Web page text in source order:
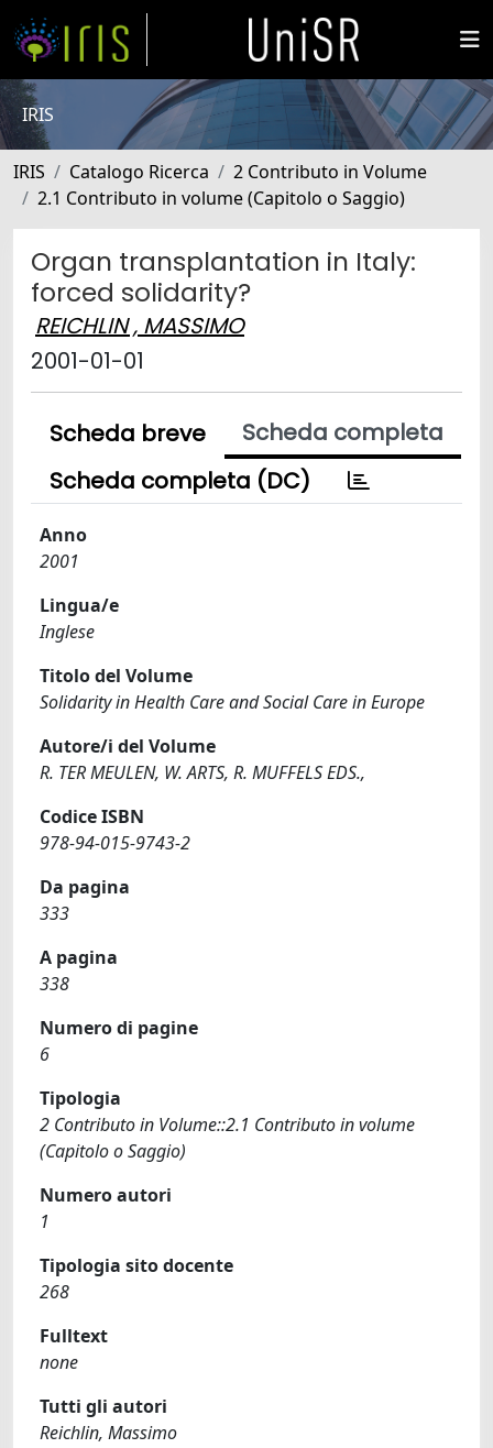
IRIS
IRIS Catalogo Ricerca
2 Contributo in Volume
2.1 Contributo in volume (Capitolo o Saggio)
Organ transplantation in Italy:
forced solidarity?
REICHLIN , MASSIMO
2001-01-01
Scheda breve
Scheda completa
Scheda completa (DC)
Anno
2001
Lingua/e
Inglese
Titolo del Volume
Solidarity in Health Care and Social Care in Europe
Autore/i del Volume
R. TER MEULEN, W. ARTS, R. MUFFELS EDS.,
Codice ISBN
978-94-015-9743-2
Da pagina
333
A pagina
338
Numero di pagine
6
Tipologia
2 Contributo in Volume::2.1 Contributo in volume
(Capitolo o Saggio)
Numero autori
1
Tipologia sito docente
268
Fulltext
none
Tutti gli autori
Reichlin, Massimo